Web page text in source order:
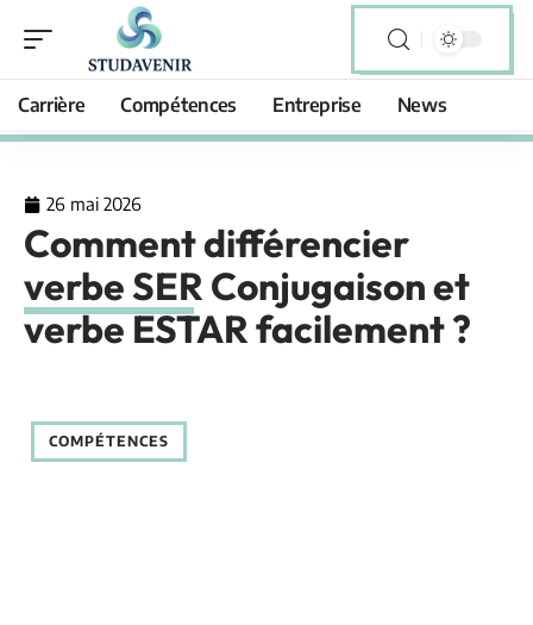
Carrière Compétences Entreprise News
26 mai 2026
Comment différencier
verbe SER Conjugaison et
verbe ESTAR facilement ?
COMPÉTENCES